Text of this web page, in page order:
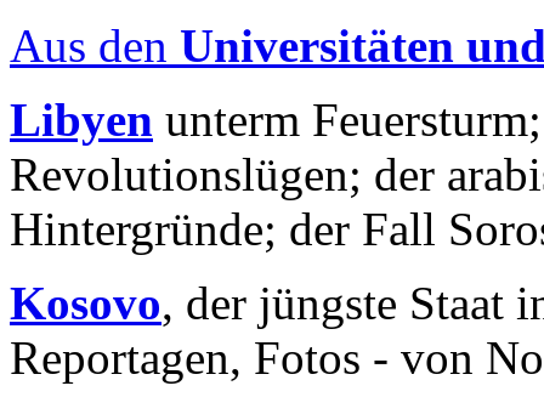
Aus den Universitäten
Libyen unterm
Revolutionslügen; der
Hintergründe; der Fall
Kosovo, der jüngste Staat
Reportagen, Fotos - von